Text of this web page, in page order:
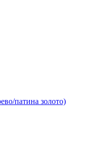
патина золото)